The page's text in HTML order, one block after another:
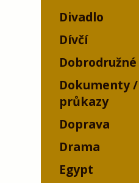
Divadlo
Dívčí
Dobrodružné
Dokumenty /
průkazy
Doprava
Drama
Egypt